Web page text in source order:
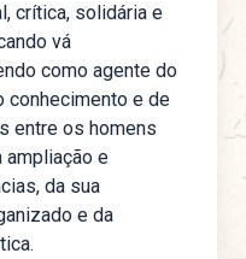
crítica, solidária e
vá
como agente do
conhecimento e de
entre os homens
ampliação e
da sua
e da